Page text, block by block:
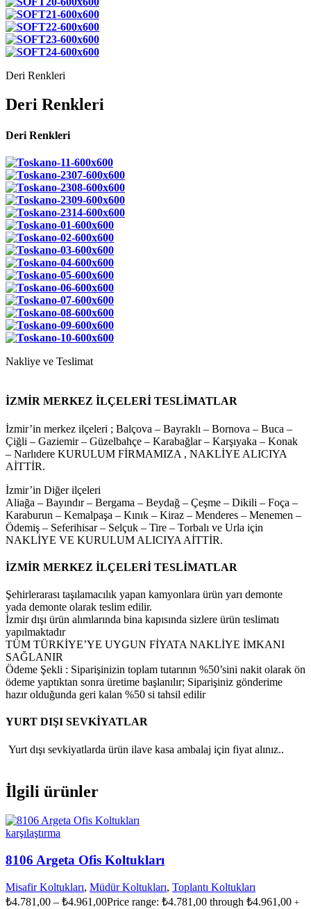
Deri Renkleri
Deri Renkleri
Deri Renkleri
Nakliye ve Teslimat
İZMİR MERKEZ İLÇELERİ TESLİMATLAR
İzmir’in merkez ilçeleri ; Balçova – Bayraklı – Bornova – Buca –
Çiğli – Gaziemir – Güzelbahçe – Karabağlar – Karşıyaka – Konak
– Narlıdere KURULUM FİRMAMIZA , NAKLİYE ALICIYA
AİTTİR.
İzmir’in Diğer ilçeleri
Aliağa – Bayındır – Bergama – Beydağ – Çeşme – Dikili – Foça –
Karaburun – Kemalpaşa – Kınık – Kiraz – Menderes – Menemen –
Ödemiş – Seferihisar – Selçuk – Tire – Torbalı ve Urla için
NAKLİYE VE KURULUM ALICIYA AİTTİR.
İZMİR MERKEZ İLÇELERİ TESLİMATLAR
Şehirlerarası taşılamacılık yapan kamyonlara ürün yarı demonte
yada demonte olarak teslim edilir.
İzmir dışı ürün alımlarında bina kapısında sizlere ürün teslimatı
yapılmaktadır
TÜM TÜRKİYE’YE UYGUN FİYATA NAKLİYE İMKANI
SAĞLANIR
Ödeme Şekli : Siparişinizin toplam tutarının %50’sini nakit olarak ön
ödeme yaptıktan sonra üretime başlanılır; Siparişiniz gönderime
hazır olduğunda geri kalan %50 si tahsil edilir
YURT DIŞI SEVKİYATLAR
Yurt dışı sevkiyatlarda ürün ilave kasa ambalaj için fiyat alınız..
İlgili ürünler
karşılaştırma
8106 Argeta Ofis Koltukları
Misafir Koltukları, Müdür Koltukları, Toplantı Koltukları
₺4.781,00 – ₺4.961,00Price range: ₺4.781,00 through ₺4.961,00 +